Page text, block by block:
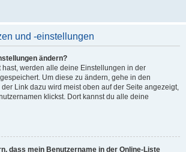
und -einstellungen
ändern?
hast, werden alle deine Einstellungen in der
Um diese zu ändern, gehe in den
der Link dazu wird meist oben auf der Seite angezeigt,
klickst. Dort kannst du alle deine
dass mein Benutzername in der Online-Liste